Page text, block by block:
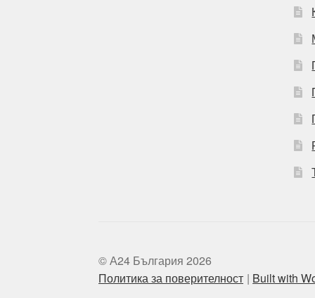
© А24 България 2026
Политика за поверителност
Built with